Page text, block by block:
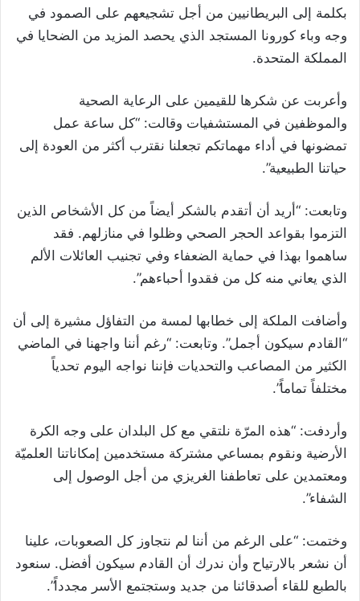
بكلمة إلى البريطانيين من أجل تشجيعهم على الصمود في
وجه وباء كورونا المستجد الذي يحصد المزيد من الضحايا في
المملكة المتحدة.
وأعربت عن شكرها للقيمين على الرعاية الصحية
والموظفين في المستشفيات وقالت: “كل ساعة عمل
تمضونها في أداء مهماتكم تجعلنا نقترب أكثر من العودة إلى
حياتنا الطبيعية”.
وتابعت: “أريد أن أتقدم بالشكر أيضاً من كل الأشخاص الذين
التزموا بقواعد الحجر الصحي وظلوا في منازلهم. فقد
ساهموا بهذا في حماية الضعفاء وفي تجنيب العائلات الألم
الذي يعاني منه كل من فقدوا أحباءهم”.
وأضافت الملكة إلى خطابها لمسة من التفاؤل مشيرة إلى أن
“القادم سيكون أجمل”. وتابعت: “رغم أننا واجهنا في الماضي
الكثير من المصاعب والتحديات فإننا نواجه اليوم تحدياً
مختلفاً تماماً”.
وأردفت: “هذه المرّة نلتقي مع كل البلدان على وجه الكرة
الأرضية ونقوم بمساعي مشتركة مستخدمين إمكاناتنا العلميّة
ومعتمدين على تعاطفنا الغريزي من أجل الوصول إلى
الشفاء”.
وختمت: “على الرغم من أننا لم نتجاوز كل الصعوبات، علينا
أن نشعر بالارتياح وأن ندرك أن القادم سيكون أفضل. سنعود
بالطبع للقاء أصدقائنا من جديد وستجتمع الأسر مجدداً”.